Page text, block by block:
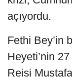
açıyordu.
Fethi Bey’in
Heyeti’nin
Reisi